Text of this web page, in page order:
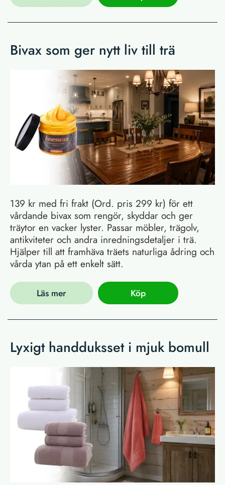
Bivax som ger nytt liv till trä
139 kr med fri frakt (Ord. pris 299 kr) för ett
vårdande bivax som rengör, skyddar och ger
träytor en vacker lyster. Passar möbler, trägolv,
antikviteter och andra inredningsdetaljer i trä.
Hjälper till att framhäva träets naturliga ådring och
vårda ytan på ett enkelt sätt.
Läs mer Köp
Lyxigt handduksset i mjuk bomull